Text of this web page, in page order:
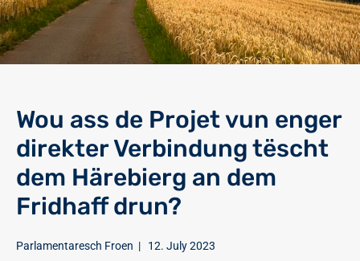
Wou ass de Projet vun enger
direkter Verbindung tëscht
dem Härebierg an dem
Fridhaff drun?
Parlamentaresch Froen | 12. July 2023